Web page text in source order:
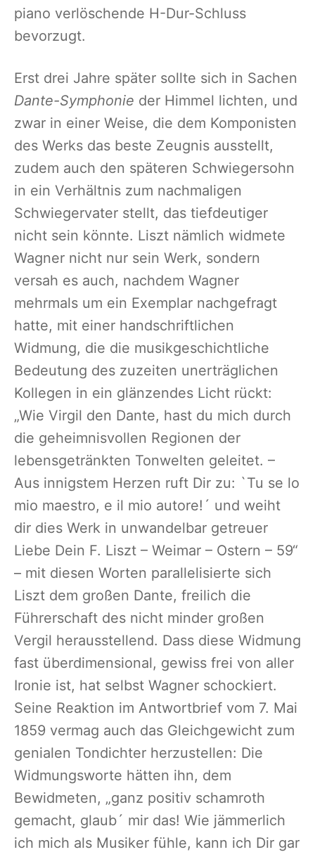
piano verlöschende H-Dur-Schluss
bevorzugt.
Erst drei Jahre später sollte sich in Sachen
Dante-Symphonie der Himmel lichten, und
zwar in einer Weise, die dem Komponisten
des Werks das beste Zeugnis ausstellt,
zudem auch den späteren Schwiegersohn
in ein Verhältnis zum nachmaligen
Schwiegervater stellt, das tiefdeutiger
nicht sein könnte. Liszt nämlich widmete
Wagner nicht nur sein Werk, sondern
versah es auch, nachdem Wagner
mehrmals um ein Exemplar nachgefragt
hatte, mit einer handschriftlichen
Widmung, die die musikgeschichtliche
Bedeutung des zuzeiten unerträglichen
Kollegen in ein glänzendes Licht rückt:
„Wie Virgil den Dante, hast du mich durch
die geheimnisvollen Regionen der
lebensgetränkten Tonwelten geleitet. –
Aus innigstem Herzen ruft Dir zu: `Tu se lo
mio maestro, e il mio autore!´ und weiht
dir dies Werk in unwandelbar getreuer
Liebe Dein F. Liszt – Weimar – Ostern – 59“
– mit diesen Worten parallelisierte sich
Liszt dem großen Dante, freilich die
Führerschaft des nicht minder großen
Vergil herausstellend. Dass diese Widmung
fast überdimensional, gewiss frei von aller
Ironie ist, hat selbst Wagner schockiert.
Seine Reaktion im Antwortbrief vom 7. Mai
1859 vermag auch das Gleichgewicht zum
genialen Tondichter herzustellen: Die
Widmungsworte hätten ihn, dem
Bewidmeten, „ganz positiv schamroth
gemacht, glaub´ mir das! Wie jämmerlich
ich mich als Musiker fühle, kann ich Dir gar